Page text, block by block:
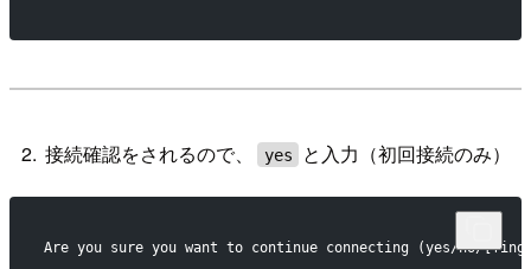
接続確認をされるので、 yes と入力（初回接続のみ）
Are you sure you want to continue connecting (yes/no/